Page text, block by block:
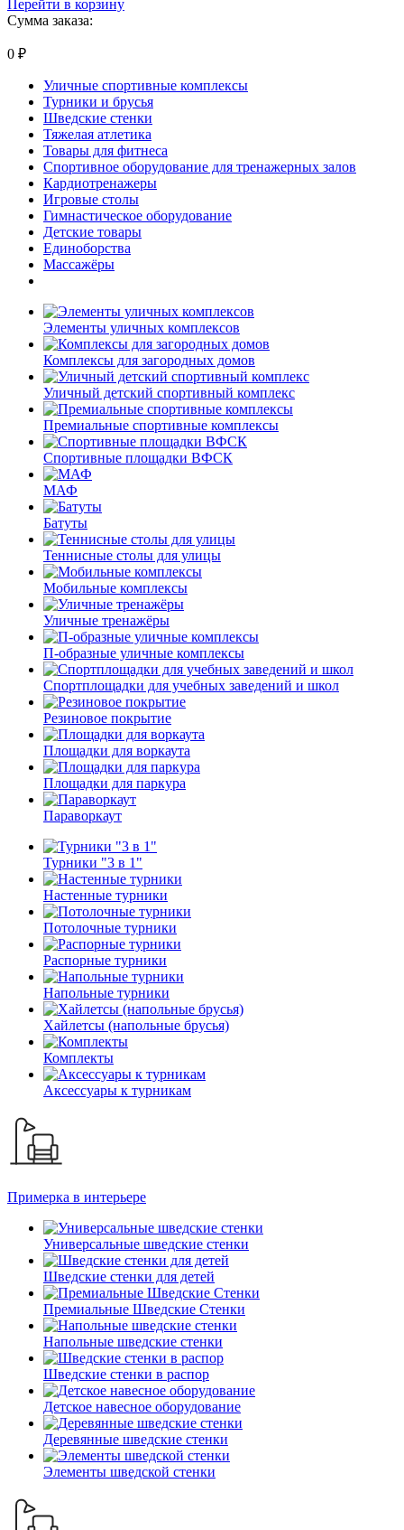
Перейти в корзину
Сумма заказа:
0 ₽
Уличные спортивные комплексы
Турники и брусья
Шведские стенки
Тяжелая атлетика
Товары для фитнеса
Спортивное оборудование для тренажерных залов
Кардиотренажеры
Игровые столы
Гимнастическое оборудование
Детские товары
Единоборства
Массажёры
Элементы уличных комплексов
Комплексы для загородных домов
Уличный детский спортивный комплекс
Премиальные спортивные комплексы
Спортивные площадки ВФСК
МАФ
Батуты
Теннисные столы для улицы
Мобильные комплексы
Уличные тренажёры
П-образные уличные комплексы
Спортплощадки для учебных заведений и школ
Резиновое покрытие
Площадки для воркаута
Площадки для паркура
Параворкаут
Турники "3 в 1"
Настенные турники
Потолочные турники
Распорные турники
Напольные турники
Хайлетсы (напольные брусья)
Комплекты
Аксессуары к турникам
Примерка в интерьере
Универсальные шведские стенки
Шведские стенки для детей
Премиальные Шведские Стенки
Напольные шведские стенки
Шведские стенки в распор
Детское навесное оборудование
Деревянные шведские стенки
Элементы шведской стенки